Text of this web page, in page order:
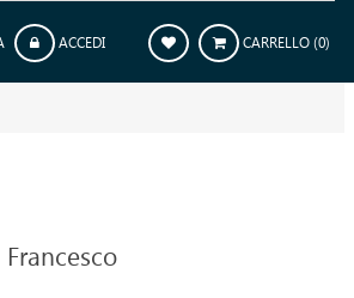
ACCEDI CARRELLO(0)